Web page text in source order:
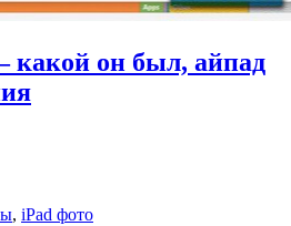
какой он был, айпад
, iPad фото